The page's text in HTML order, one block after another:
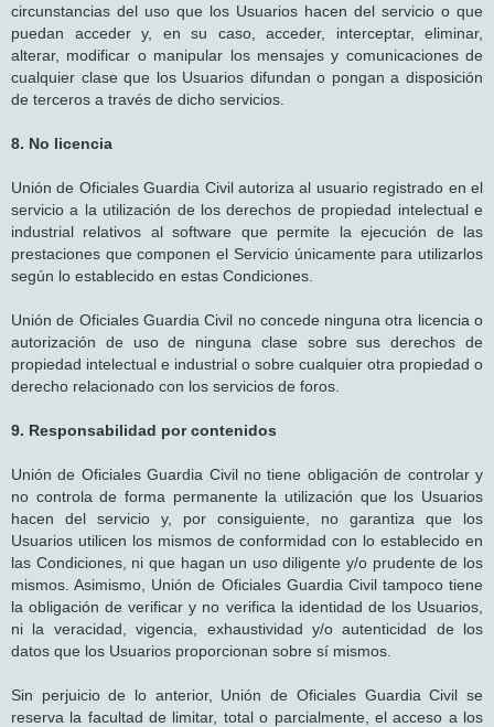
circunstancias del uso que los Usuarios hacen del servicio o que
puedan acceder y, en su caso, acceder, interceptar, eliminar,
alterar, modificar o manipular los mensajes y comunicaciones de
cualquier clase que los Usuarios difundan o pongan a disposición
de terceros a través de dicho servicios.
8. No licencia
Unión de Oficiales Guardia Civil autoriza al usuario registrado en el
servicio a la utilización de los derechos de propiedad intelectual e
industrial relativos al software que permite la ejecución de las
prestaciones que componen el Servicio únicamente para utilizarlos
según lo establecido en estas Condiciones.
Unión de Oficiales Guardia Civil no concede ninguna otra licencia o
autorización de uso de ninguna clase sobre sus derechos de
propiedad intelectual e industrial o sobre cualquier otra propiedad o
derecho relacionado con los servicios de foros.
9. Responsabilidad por contenidos
Unión de Oficiales Guardia Civil no tiene obligación de controlar y
no controla de forma permanente la utilización que los Usuarios
hacen del servicio y, por consiguiente, no garantiza que los
Usuarios utilicen los mismos de conformidad con lo establecido en
las Condiciones, ni que hagan un uso diligente y/o prudente de los
mismos. Asimismo, Unión de Oficiales Guardia Civil tampoco tiene
la obligación de verificar y no verifica la identidad de los Usuarios,
ni la veracidad, vigencia, exhaustividad y/o autenticidad de los
datos que los Usuarios proporcionan sobre sí mismos.
Sin perjuicio de lo anterior, Unión de Oficiales Guardia Civil se
reserva la facultad de limitar, total o parcialmente, el acceso a los